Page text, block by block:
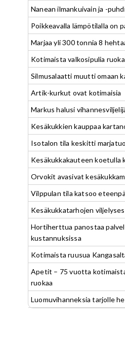
Nanean ilmankuivain ja -
Poikkeavalla lämpötilalla on
Marjaa yli 300 tonnia 8
Kotimaista valkosipulia
Silmusalaatti muutti omaan
Artik-kurkut ovat kotimaisia
Markus halusi
Kesäkukkien kauppaa
Isotalon tila keskitti
Kesäkukkakauteen koetulla
Orvokit avasivat
Vilppulan tila katsoo
Kesäkukkatarhojen
Hortiherttua panostaa
kustannuksissa
Kotimaista ruusua
Apetit – 75 vuotta
ruokaa
Luomuvihanneksia tarjolle